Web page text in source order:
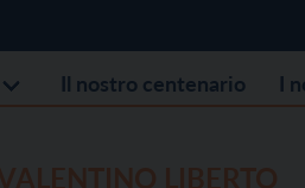
Il nostro centenario I